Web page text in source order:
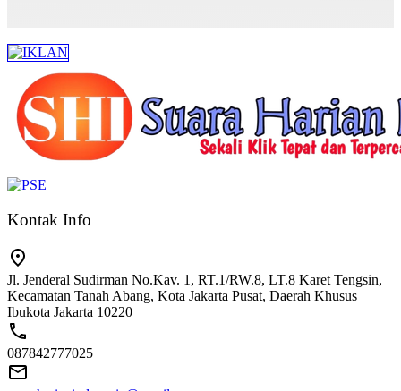
Kontak Info
Jl. Jenderal Sudirman No.Kav. 1, RT.1/RW.8, LT.8 Karet Tengsin,
Kecamatan Tanah Abang, Kota Jakarta Pusat, Daerah Khusus
Ibukota Jakarta 10220
087842777025